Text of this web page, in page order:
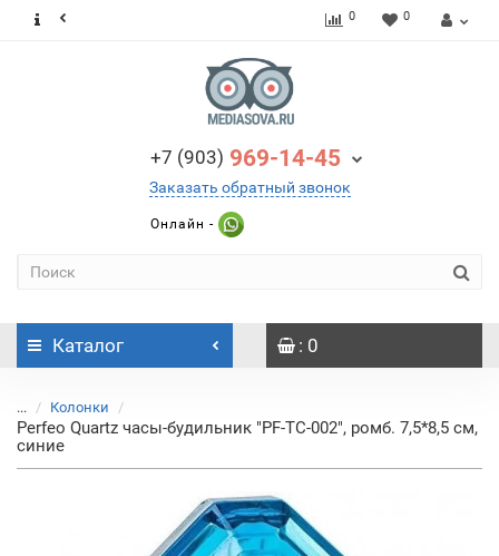
0 0
+7 (903) 969-14-45
Заказать обратный звонок
Онлайн -
Каталог : 0
... Колонки
Perfeo Quartz часы-будильник "PF-TC-002", ромб. 7,5*8,5 см,
синие